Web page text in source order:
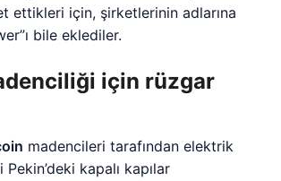
ettikleri için, şirketlerinin adlarına
bile eklediler.
için rüzgar
madencileri tarafından elektrik
Pekin’deki kapalı kapılar